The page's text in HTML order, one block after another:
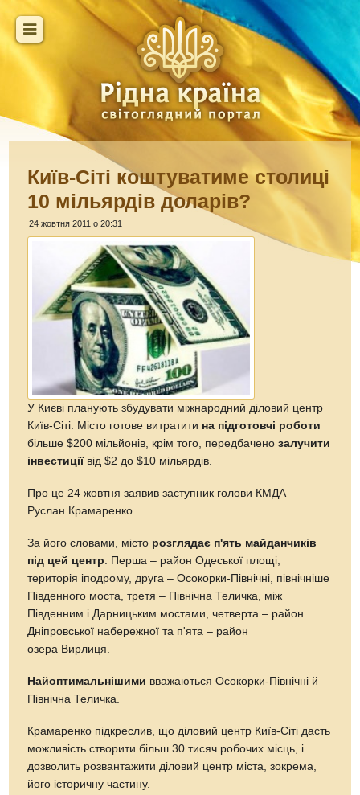
Київ-Сіті коштуватиме столиці
10 мільярдів доларів?
24 жовтня 2011 о 20:31
У Києві планують збудувати міжнародний діловий центр
Київ-Сіті. Місто готове витратити на підготовчі роботи
більше $200 мільйонів, крім того, передбаченозалучити
інвестиціївід $2 до $10 мільярдів.
Про це 24 жовтня заявив заступник голови КМДА
Руслан Крамаренко.
За його словами, місто розглядає п'ять майданчиків
під цей центр . Перша – район Одеської площі,
територія іподрому, друга – Осокорки-Північні, північніше
Південного моста, третя – Північна Теличка, між
Південним і Дарницьким мостами, четверта – район
Дніпровської набережної та п'ята – район
озера Вирлиця.
Найоптимальнішими вважаються Осокорки-Північні й
Північна Теличка.
Крамаренко підкреслив, що діловий центр Київ-Сіті дасть
можливість створити більш 30 тисяч робочих місць, і
дозволить розвантажити діловий центр міста, зокрема,
його історичну частину.